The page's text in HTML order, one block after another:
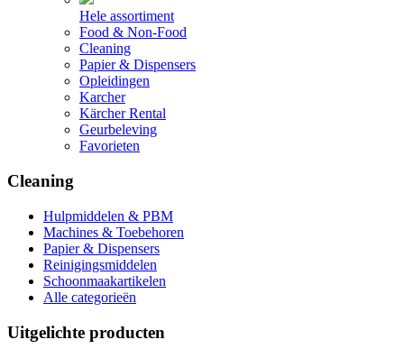
Hele assortiment
Food & Non-Food
Cleaning
Papier & Dispensers
Opleidingen
Karcher
Kärcher Rental
Geurbeleving
Favorieten
Cleaning
Hulpmiddelen & PBM
Machines & Toebehoren
Papier & Dispensers
Reinigingsmiddelen
Schoonmaakartikelen
Alle categorieën
Uitgelichte producten